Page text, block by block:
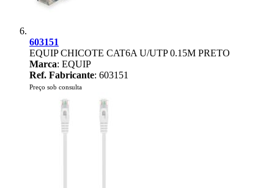
603151
EQUIP CHICOTE CAT6A U/UTP 0.15M PRETO
Marca: EQUIP
Ref. Fabricante: 603151
Preço sob consulta